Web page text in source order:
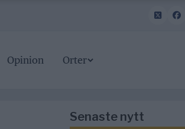
Opinion Orter
Senaste nytt